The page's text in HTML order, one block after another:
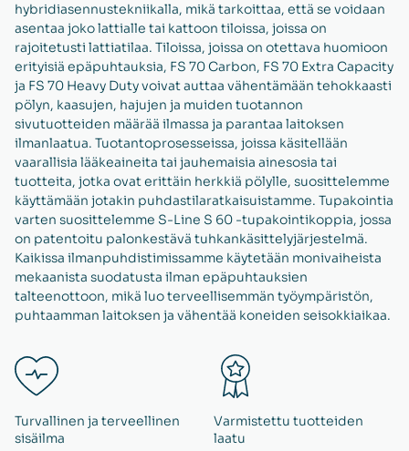
hybridiasennustekniikalla, mikä tarkoittaa, että se voidaan
asentaa joko lattialle tai kattoon tiloissa, joissa on
rajoitetusti lattiatilaa. Tiloissa, joissa on otettava huomioon
erityisiä epäpuhtauksia, FS 70 Carbon, FS 70 Extra Capacity
ja FS 70 Heavy Duty voivat auttaa vähentämään tehokkaasti
pölyn, kaasujen, hajujen ja muiden tuotannon
sivutuotteiden määrää ilmassa ja parantaa laitoksen
ilmanlaatua. Tuotantoprosesseissa, joissa käsitellään
vaarallisia lääkeaineita tai jauhemaisia ainesosia tai
tuotteita, jotka ovat erittäin herkkiä pölylle, suosittelemme
käyttämään jotakin puhdastilaratkaisuistamme. Tupakointia
varten suosittelemme S-Line S 60 -tupakointikoppia, jossa
on patentoitu palonkestävä tuhkankäsittelyjärjestelmä.
Kaikissa ilmanpuhdistimissamme käytetään monivaiheista
mekaanista suodatusta ilman epäpuhtauksien
talteenottoon, mikä luo terveellisemmän työympäristön,
puhtaamman laitoksen ja vähentää koneiden seisokkiaikaa.
Turvallinen ja terveellinen
sisäilma
Varmistettu tuotteiden
laatu